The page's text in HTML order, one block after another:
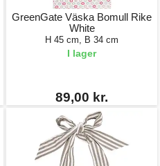
GreenGate Väska Bomull Rike
White
H 45 cm, B 34 cm
I lager
89,00 kr.